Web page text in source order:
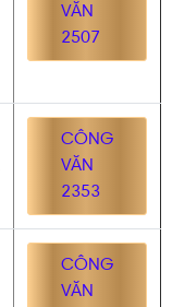
VĂN
2507
CÔNG
VĂN
2353
CÔNG
VĂN